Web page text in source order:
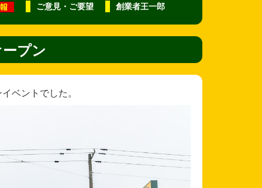
ご意見・ご要望 創業者王一郎
プン
ベントでした。